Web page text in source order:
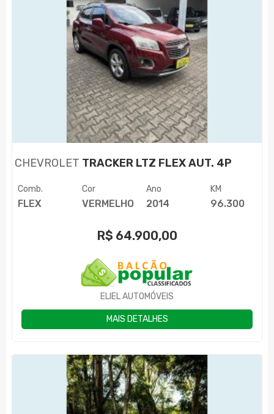
CHEVROLET TRACKER LTZ FLEX AUT. 4P
Comb.
FLEX
Cor
VERMELHO
Ano
2014
KM
96.300
R$ 64.900,00
ELIEL AUTOMÓVEIS
MAIS DETALHES